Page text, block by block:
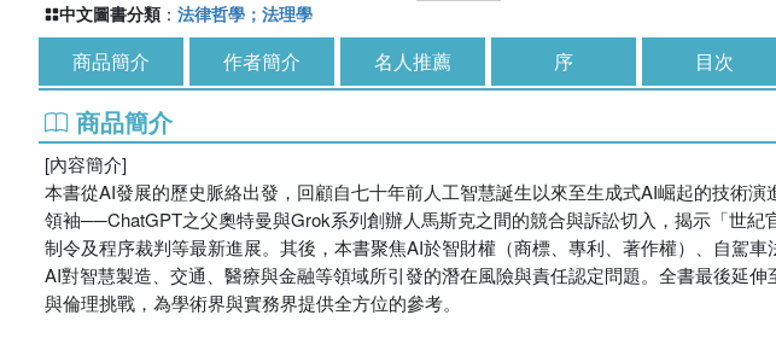
中文圖書分類 ： 法律哲學；法理學
商品簡介 作者簡介 名人推薦 序 目次
商品簡介
[內容簡介]
本書從AI發展的歷史脈絡出發，回顧自七十年前人工智慧誕生以來至生成式AI崛起的技術
領袖──ChatGPT之父奧特曼與Grok系列創辦人馬斯克之間的競合與訴訟切入，揭示「世
制令及程序裁判等最新進展。其後，本書聚焦AI於智財權（商標、專利、著作權）、自駕
AI對智慧製造、交通、醫療與金融等領域所引發的潛在風險與責任認定問題。全書最後延
與倫理挑戰，為學術界與實務界提供全方位的參考。